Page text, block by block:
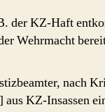
der KZ-Haft
Wehrmacht
nach
aus KZ-Insassen